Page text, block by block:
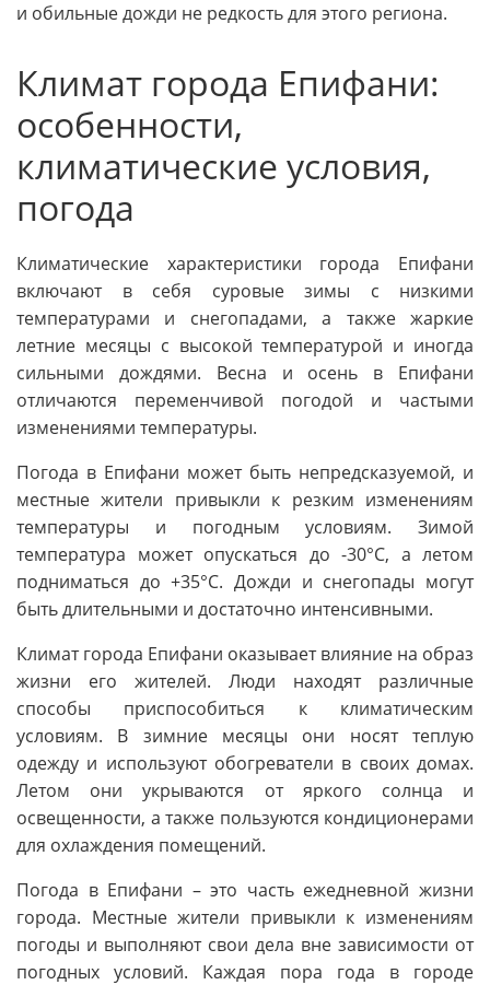
и обильные дожди не редкость для этого региона.
Климат города Епифани:
особенности,
климатические условия,
погода
Климатические характеристики города Епифани
включают в себя суровые зимы с низкими
температурами и снегопадами, а также жаркие
летние месяцы с высокой температурой и иногда
сильными дождями. Весна и осень в Епифани
отличаются переменчивой погодой и частыми
изменениями температуры.
Погода в Епифани может быть непредсказуемой, и
местные жители привыкли к резким изменениям
температуры и погодным условиям. Зимой
температура может опускаться до -30°С, а летом
подниматься до +35°С. Дожди и снегопады могут
быть длительными и достаточно интенсивными.
Климат города Епифани оказывает влияние на образ
жизни его жителей. Люди находят различные
способы приспособиться к климатическим
условиям. В зимние месяцы они носят теплую
одежду и используют обогреватели в своих домах.
Летом они укрываются от яркого солнца и
освещенности, а также пользуются кондиционерами
для охлаждения помещений.
Погода в Епифани – это часть ежедневной жизни
города. Местные жители привыкли к изменениям
погоды и выполняют свои дела вне зависимости от
погодных условий. Каждая пора года в городе